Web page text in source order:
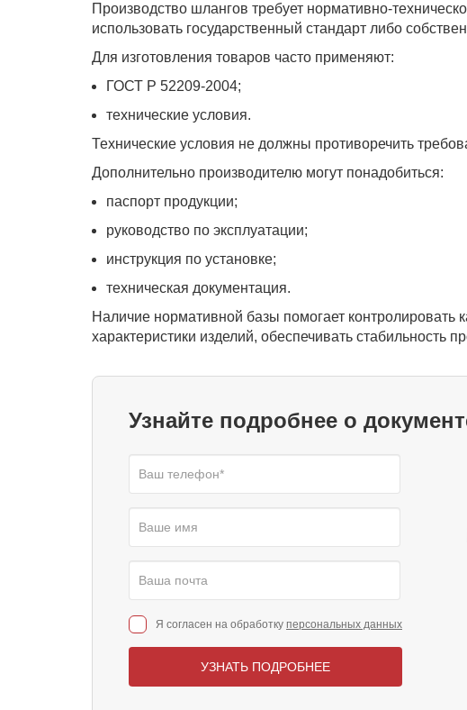
Производство шлангов требует нормативно-
использовать государственный стандарт либо
Для изготовления товаров часто применяют:
ГОСТ Р 52209-2004;
технические условия.
Технические условия не должны противоречить
Дополнительно производителю могут понадобиться:
паспорт продукции;
руководство по эксплуатации;
инструкция по установке;
техническая документация.
Наличие нормативной базы помогает контролировать
характеристики изделий, обеспечивать стабильность
Узнайте подробнее о
Я согласен на обработку персональных данных
УЗНАТЬ ПОДРОБНЕЕ